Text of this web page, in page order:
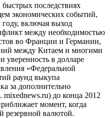
последствиях
экономических событий,
году, включая выход
между необходимостью
во Франции и Германии,
между Китаем и многими
уверенность в долларе
«Федеральной
раунд выкупа
за дополнительно
до конца 2012
момент, когда
резервной валютой.